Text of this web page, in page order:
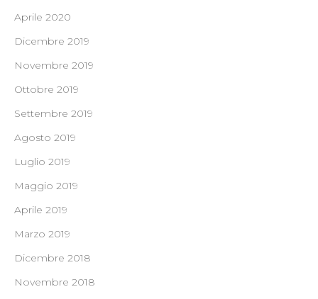
Aprile 2020
Dicembre 2019
Novembre 2019
Ottobre 2019
Settembre 2019
Agosto 2019
Luglio 2019
Maggio 2019
Aprile 2019
Marzo 2019
Dicembre 2018
Novembre 2018